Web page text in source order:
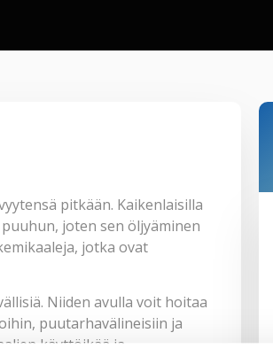
pitkään. Kaikenlaisilla
joten sen öljyäminen
jotka ovat
Niiden avulla voit hoitaa
puutarhavälineisiin ja
käyttöikää ja